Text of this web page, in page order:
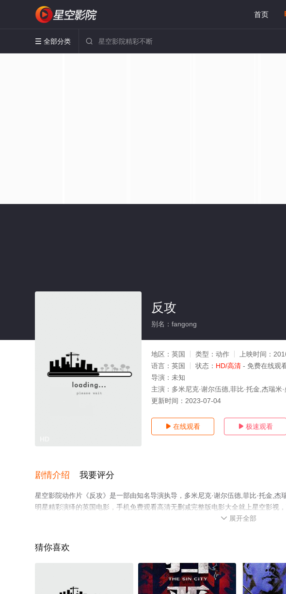
首页
 全部分类 
反攻
别名：fangong
地区： 英国 类型： 动作 上映时间：
语言： 英国 状态： HD/高清 - 免费在线观
导演： 未知
主演： 多米尼克·谢尔伍德,菲比·托金,杰瑞
更新时间： 2023-07-04
 在线观看  极速观看
剧情介绍 我要评分
星空影院动作片《反攻》是一部由知名导演执导，多米尼克·谢尔伍德,菲比·托金,杰
明星精彩演绎的英国电影，手机免费观看高清无删减完整版电影大全就上星空影视
 展开全部
猜你喜欢